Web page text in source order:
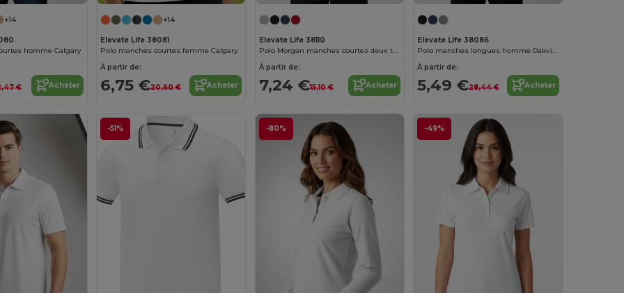
+14
homme Calgary
€ Acheter
+14
Elevate Life 38081
Polo manches courtes femme Calgary
À partir de:
6,75 €20,60 € Acheter
Elevate Life 38110
Polo Morgan manches courtes deux tons homme
À partir de:
7,24 €15,10 € Acheter
Elevate Life 38086
Polo manches longues homme Oakville
À partir de:
5,49 €28,44 € Acheter
-51% -80% -49%